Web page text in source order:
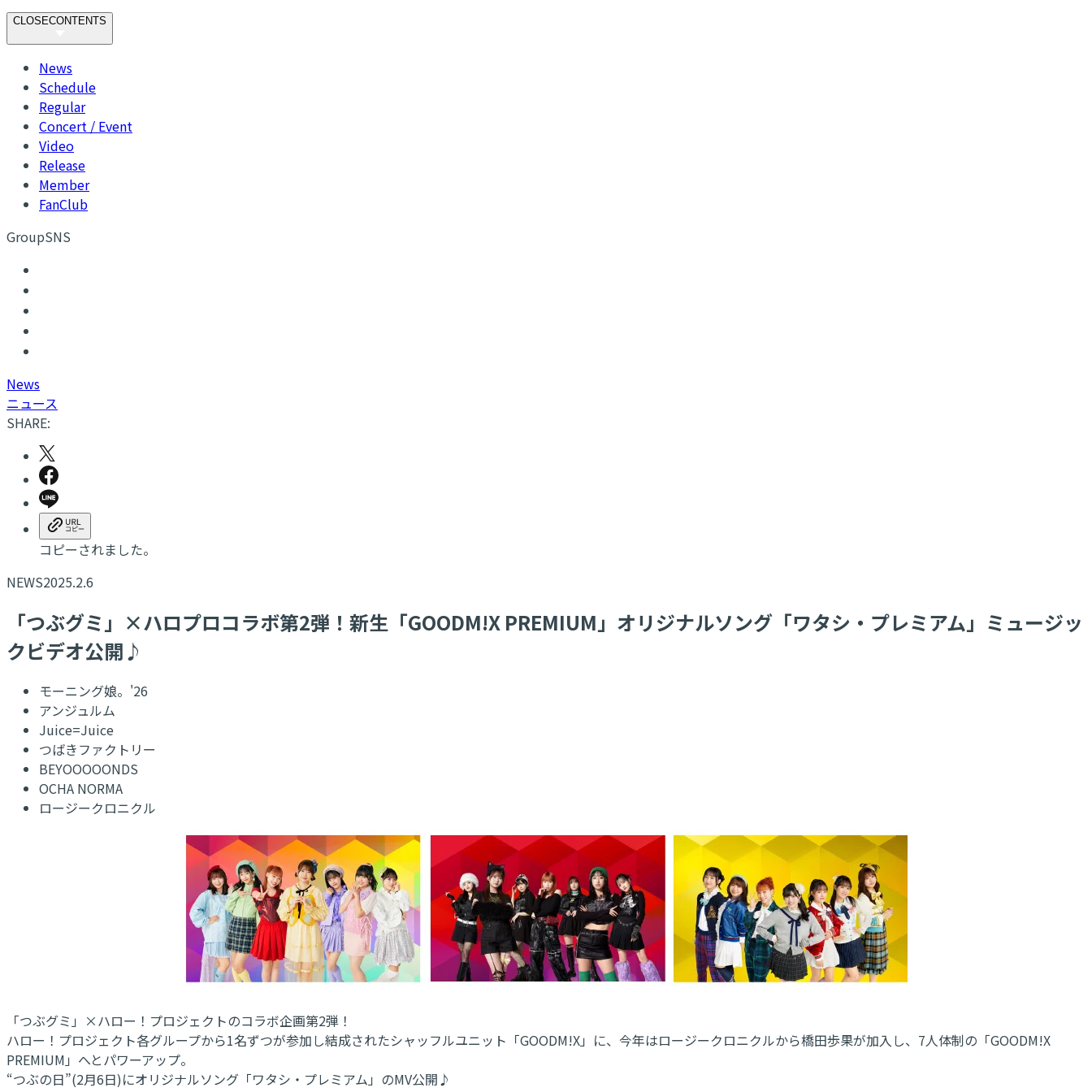
CLOSECONTENTS
News
Schedule
Regular
Concert / Event
Video
Release
Member
FanClub
GroupSNS
News
ニュース
SHARE:
コピーされました。
NEWS2025.2.6
「つぶグミ」×ハロプロコラボ第2弾！新生「GOODM!X PREMIUM」オリジナルソング「ワタシ・プレミアム」ミュージッ
クビデオ公開♪
モーニング娘。'26
アンジュルム
Juice=Juice
つばきファクトリー
BEYOOOOONDS
OCHA NORMA
ロージークロニクル
「つぶグミ」×ハロー！プロジェクトのコラボ企画第2弾！
ハロー！プロジェクト各グループから1名ずつが参加し結成されたシャッフルユニット「GOODM!X」に、今年はロージークロニクルから橋田歩果が加入し、7人体制の「GOODM!X
PREMIUM」へとパワーアップ。
“つぶの日”(2月6日)にオリジナルソング「ワタシ・プレミアム」のMV公開♪